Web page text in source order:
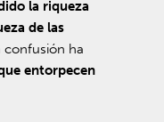
la riqueza
de las
confusión ha
entorpecen